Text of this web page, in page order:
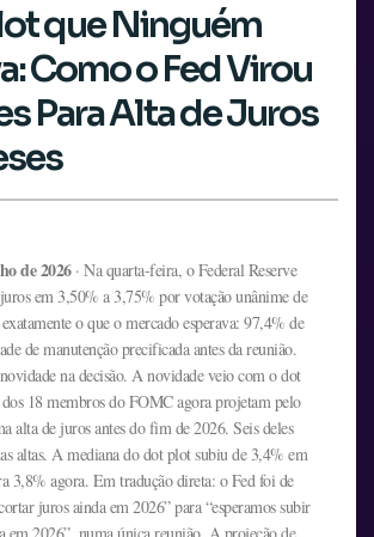
que Ninguém
Como o Fed Virou
Para Alta de Juros
de 2026· Na quarta-feira, o Federal Reserve
em 3,50% a 3,75% por votação unânime de
o que o mercado esperava: 97,4% de
de manutenção precificada antes da reunião.
na decisão. A novidade veio com o dot
18 membros do FOMC agora projetam pelo
alta de juros antes do fim de 2026. Seis deles
altas. A mediana do dot plot subiu de 3,4% em
3,8% agora. Em tradução direta: o Fed foi de
juros ainda em 2026” para “esperamos subir
em 2026”, numa única reunião. A projeção de